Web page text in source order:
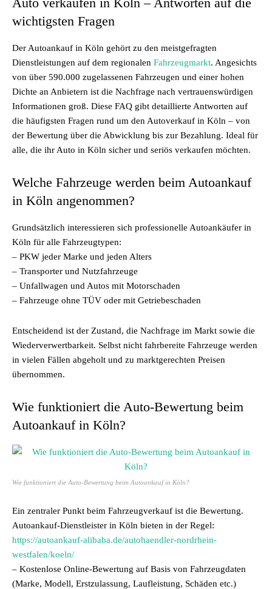
wichtigsten Fragen
Der Autoankauf in Köln gehört zu den meistgefragten
Dienstleistungen auf dem regionalen Fahrzeugmarkt. Angesichts
von über 590.000 zugelassenen Fahrzeugen und einer hohen
Dichte an Anbietern ist die Nachfrage nach vertrauenswürdigen
Informationen groß. Diese FAQ gibt detaillierte Antworten auf
die häufigsten Fragen rund um den Autoverkauf in Köln – von
der Bewertung über die Abwicklung bis zur Bezahlung. Ideal für
alle, die ihr Auto in Köln sicher und seriös verkaufen möchten.
Welche Fahrzeuge werden beim Autoankauf
in Köln angenommen?
Grundsätzlich interessieren sich professionelle Autoankäufer in
Köln für alle Fahrzeugtypen:
– PKW jeder Marke und jeden Alters
– Transporter und Nutzfahrzeuge
– Unfallwagen und Autos mit Motorschaden
– Fahrzeuge ohne TÜV oder mit Getriebeschaden
Entscheidend ist der Zustand, die Nachfrage im Markt sowie die
Wiederverwertbarkeit. Selbst nicht fahrbereite Fahrzeuge werden
in vielen Fällen abgeholt und zu marktgerechten Preisen
übernommen.
Wie funktioniert die Auto-Bewertung beim
Autoankauf in Köln?
Wie funktioniert die Auto-Bewertung beim Autoankauf in Köln?
Ein zentraler Punkt beim Fahrzeugverkauf ist die Bewertung.
Autoankauf-Dienstleister in Köln bieten in der Regel:
https://autoankauf-alibaba.de/autohaendler-nordrhein-
westfalen/koeln/
– Kostenlose Online-Bewertung auf Basis von Fahrzeugdaten
(Marke, Modell, Erstzulassung, Laufleistung, Schäden etc.)